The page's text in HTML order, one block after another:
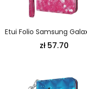
zł 57.70